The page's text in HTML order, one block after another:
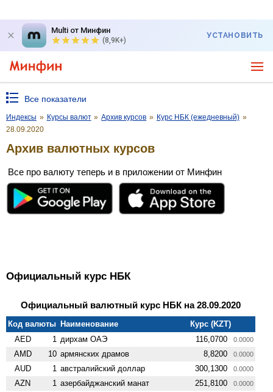
Multi от Минфин
(8,9K+)
УСТАНОВИТЬ
Все показатели
Индексы » Курсы валют » Архив курсов » Курс НБК (ежедневный) »
28.09.2020
Архив валютных курсов
Все про валюту теперь и в приложении от Минфин
Официальный курс НБК
Официальный валютный курс НБК на 28.09.2020
Код валюты Наименование
Курс (KZT)
AED
1 дирхам ОАЭ 116,0700 0.0000
AMD 10 армянских драмов 8,8200 0.0000
AUD 1 австралийский доллар 300,1300 0.0000
AZN 1 азербайджанский манат 251,8100 0.0000